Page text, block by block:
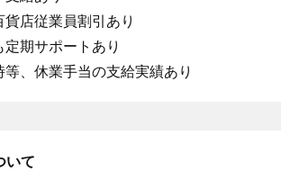
貨店従業員割引あり
定期サポートあり
等、休業手当の支給実績あり
いて